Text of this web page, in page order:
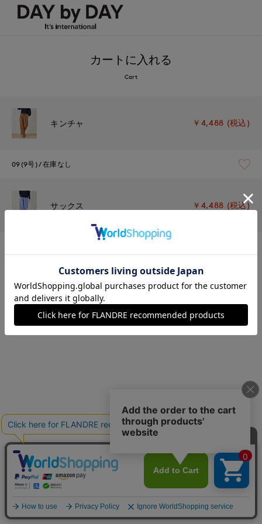
カートに入れる
Cart
キンチャ ￥4,488 (税込)
09(9号) 在庫なし
サックス ￥4,488 (税込)